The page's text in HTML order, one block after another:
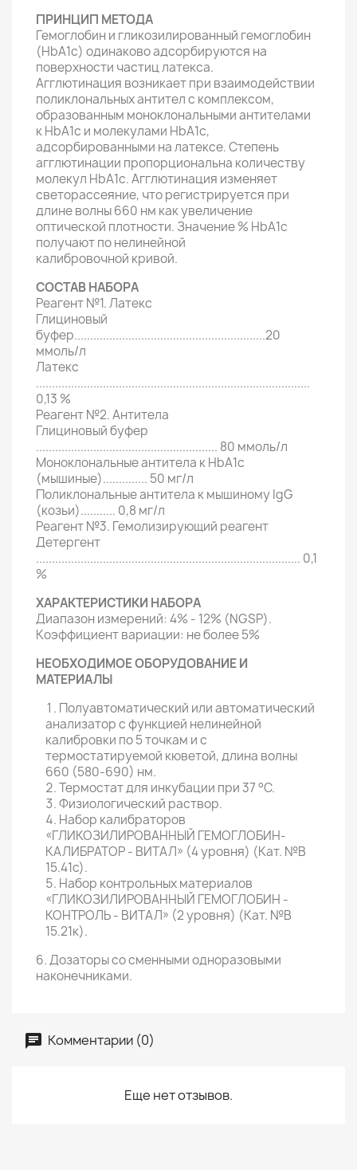
ПРИНЦИП МЕТОДА
Гемоглобин и гликозилированный гемоглобин
(HbA1c) одинаково адсорбируются на
поверхности частиц латекса.
Агглютинация возникает при взаимодействии
поликлональных антител с комплексом,
образованным моноклональными антителами
к HbA1c и молекулами HbA1c,
адсорбированными на латексе. Степень
агглютинации пропорциональна количеству
молекул HbA1c. Агглютинация изменяет
светорассеяние, что регистрируется при
длине волны 660 нм как увеличение
оптической плотности. Значение % HbА1с
получают по нелинейной
калибровочной кривой.
СОСТАВ НАБОРА
Реагент №1. Латекс
Глициновый
буфер............................................................20
ммоль/л
Латекс
......................................................................................
0,13 %
Реагент №2. Антитела
Глициновый буфер
......................................................... 80 ммоль/л
Моноклональные антитела к HbA1c
(мышиные).............. 50 мг/л
Поликлональные антитела к мышиному IgG
(козьи)........... 0,8 мг/л
Реагент №3. Гемолизирующий реагент
Детергент
................................................................................... 0,1
%
ХАРАКТЕРИСТИКИ НАБОРА
Диапазон измерений: 4% - 12% (NGSP).
Коэффициент вариации: не более 5%
НЕОБХОДИМОЕ ОБОРУДОВАНИЕ И
МАТЕРИАЛЫ
Полуавтоматический или автоматический
анализатор с функцией нелинейной
калибровки по 5 точкам и с
термостатируемой кюветой, длина волны
660 (580-690) нм.
Термостат для инкубации при 37 °С.
Физиологический раствор.
Набор калибраторов
«ГЛИКОЗИЛИРОВАННЫЙ ГЕМОГЛОБИН-
КАЛИБРАТОР - ВИТАЛ» (4 уровня) (Кат. №В
15.41с).
Набор контрольных материалов
«ГЛИКОЗИЛИРОВАННЫЙ ГЕМОГЛОБИН -
КОНТРОЛЬ - ВИТАЛ» (2 уровня) (Кат. №В
15.21к).
6. Дозаторы со сменными одноразовыми
наконечниками.
Комментарии (0)
Еще нет отзывов.